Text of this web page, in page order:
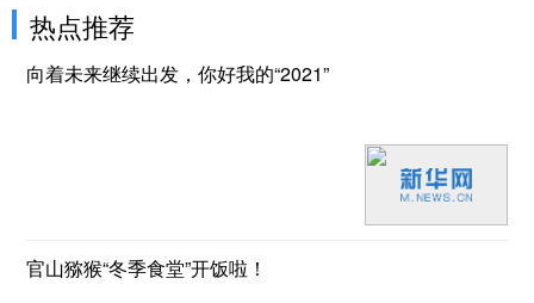
热点推荐
向着未来继续出发，你好我的“2021”
官山猕猴“冬季食堂”开饭啦！